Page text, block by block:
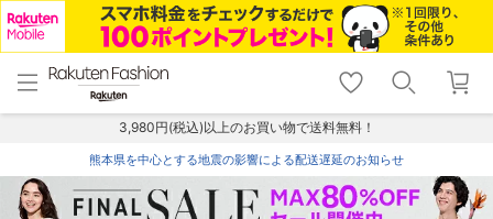
menu home
トップ
shopping_cart lock_outline
ログイン
3,980円(税込)以上のお買い物で送料無料！
熊本県を中心とする地震の影響による配送遅延のお知らせ